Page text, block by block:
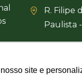
site e
site e
R. Filipe
Paulista
Uma